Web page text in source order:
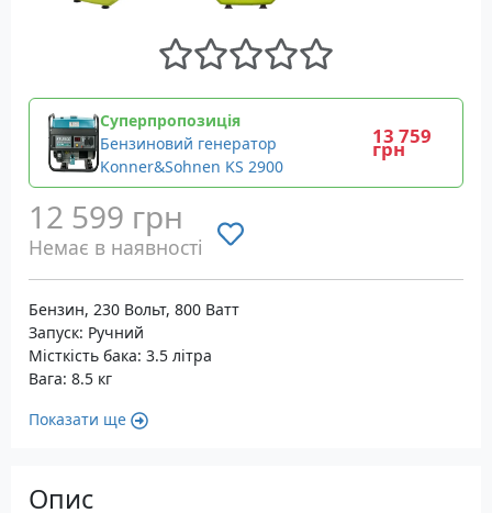
Суперпропозиція
Бензиновий генератор
Konner&Sohnen KS 2900
13 759
грн
12 599 грн
Немає в наявності
Бензин, 230 Вольт, 800 Ватт
Запуск: Ручний
Місткість бака: 3.5 літра
Вага: 8.5 кг
Показати ще
Опис